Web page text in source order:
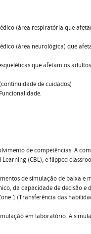
(área respiratória que
(área neurológica) que
que afetam os
de cuidados)
de competências. A
(CBL), e flipped
de simulação de baixa e
da capacidade de decisão e
1 (Transferência das
em laboratório. A